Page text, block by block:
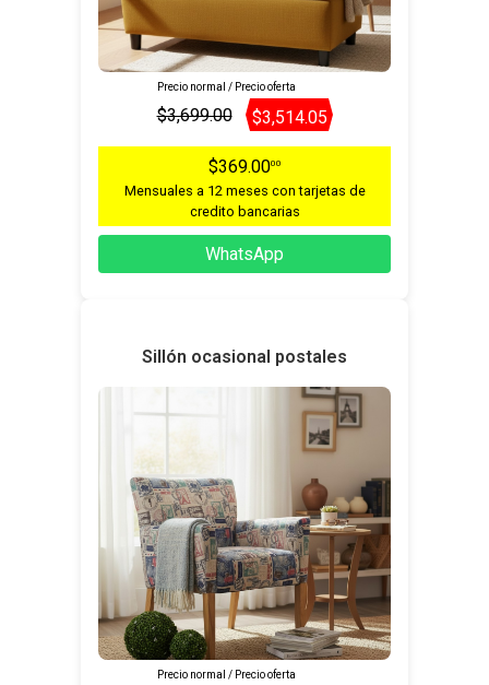
Precio normal / Precio oferta
$3,699.00 $3,514.05
$369.0000
Mensuales a 12 meses con tarjetas de
credito bancarias
WhatsApp
Sillón ocasional postales
Precio normal / Precio oferta